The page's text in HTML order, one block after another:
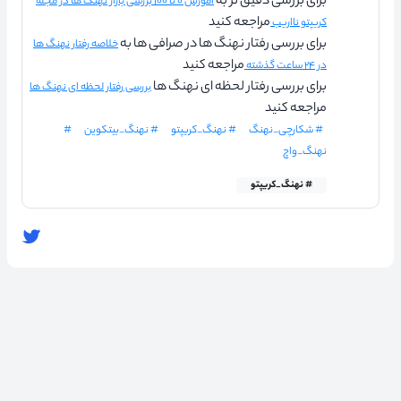
کریپتو نااریبمراجعه کنید
برای بررسی رفتار نهنگ ها در صرافی ها بهخلاصه رفتار نهنگ ها
در ۲۴ ساعت گذشته
مراجعه کنید
برای بررسی رفتار لحظه ای نهنگ هابررسی رفتار لحظه ای نهنگ ها
مراجعه کنید
# شکارچی_نهنگ # نهنگ_کریپتو # نهنگ_بیتکوین
#
نهنگ_واچ
# نهنگ_کریپتو